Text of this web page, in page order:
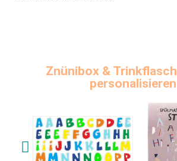
Znünibox &
personalisieren